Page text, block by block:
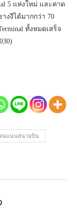
5 แห่งใหม่ และคาด
งงีได้มากกว่า 70
ทั้งหมดเสร็จ
คนแน่นสนามบิน